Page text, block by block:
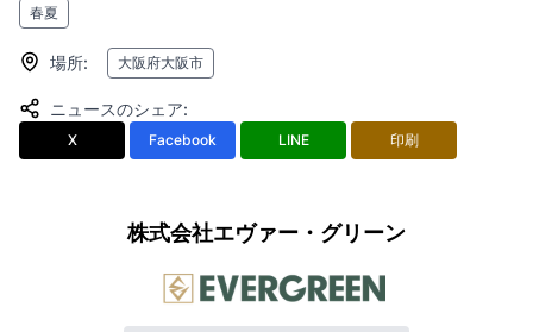
春夏
場所: 大阪府大阪市
ニュースのシェア:
X Facebook LINE 印刷
株式会社エヴァー・グリーン